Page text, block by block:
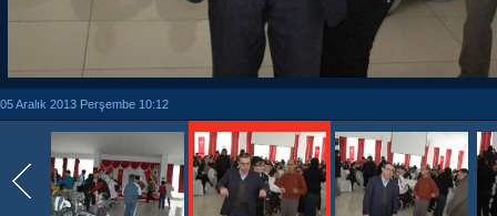
05 Aralık 2013 Perşembe 10:12